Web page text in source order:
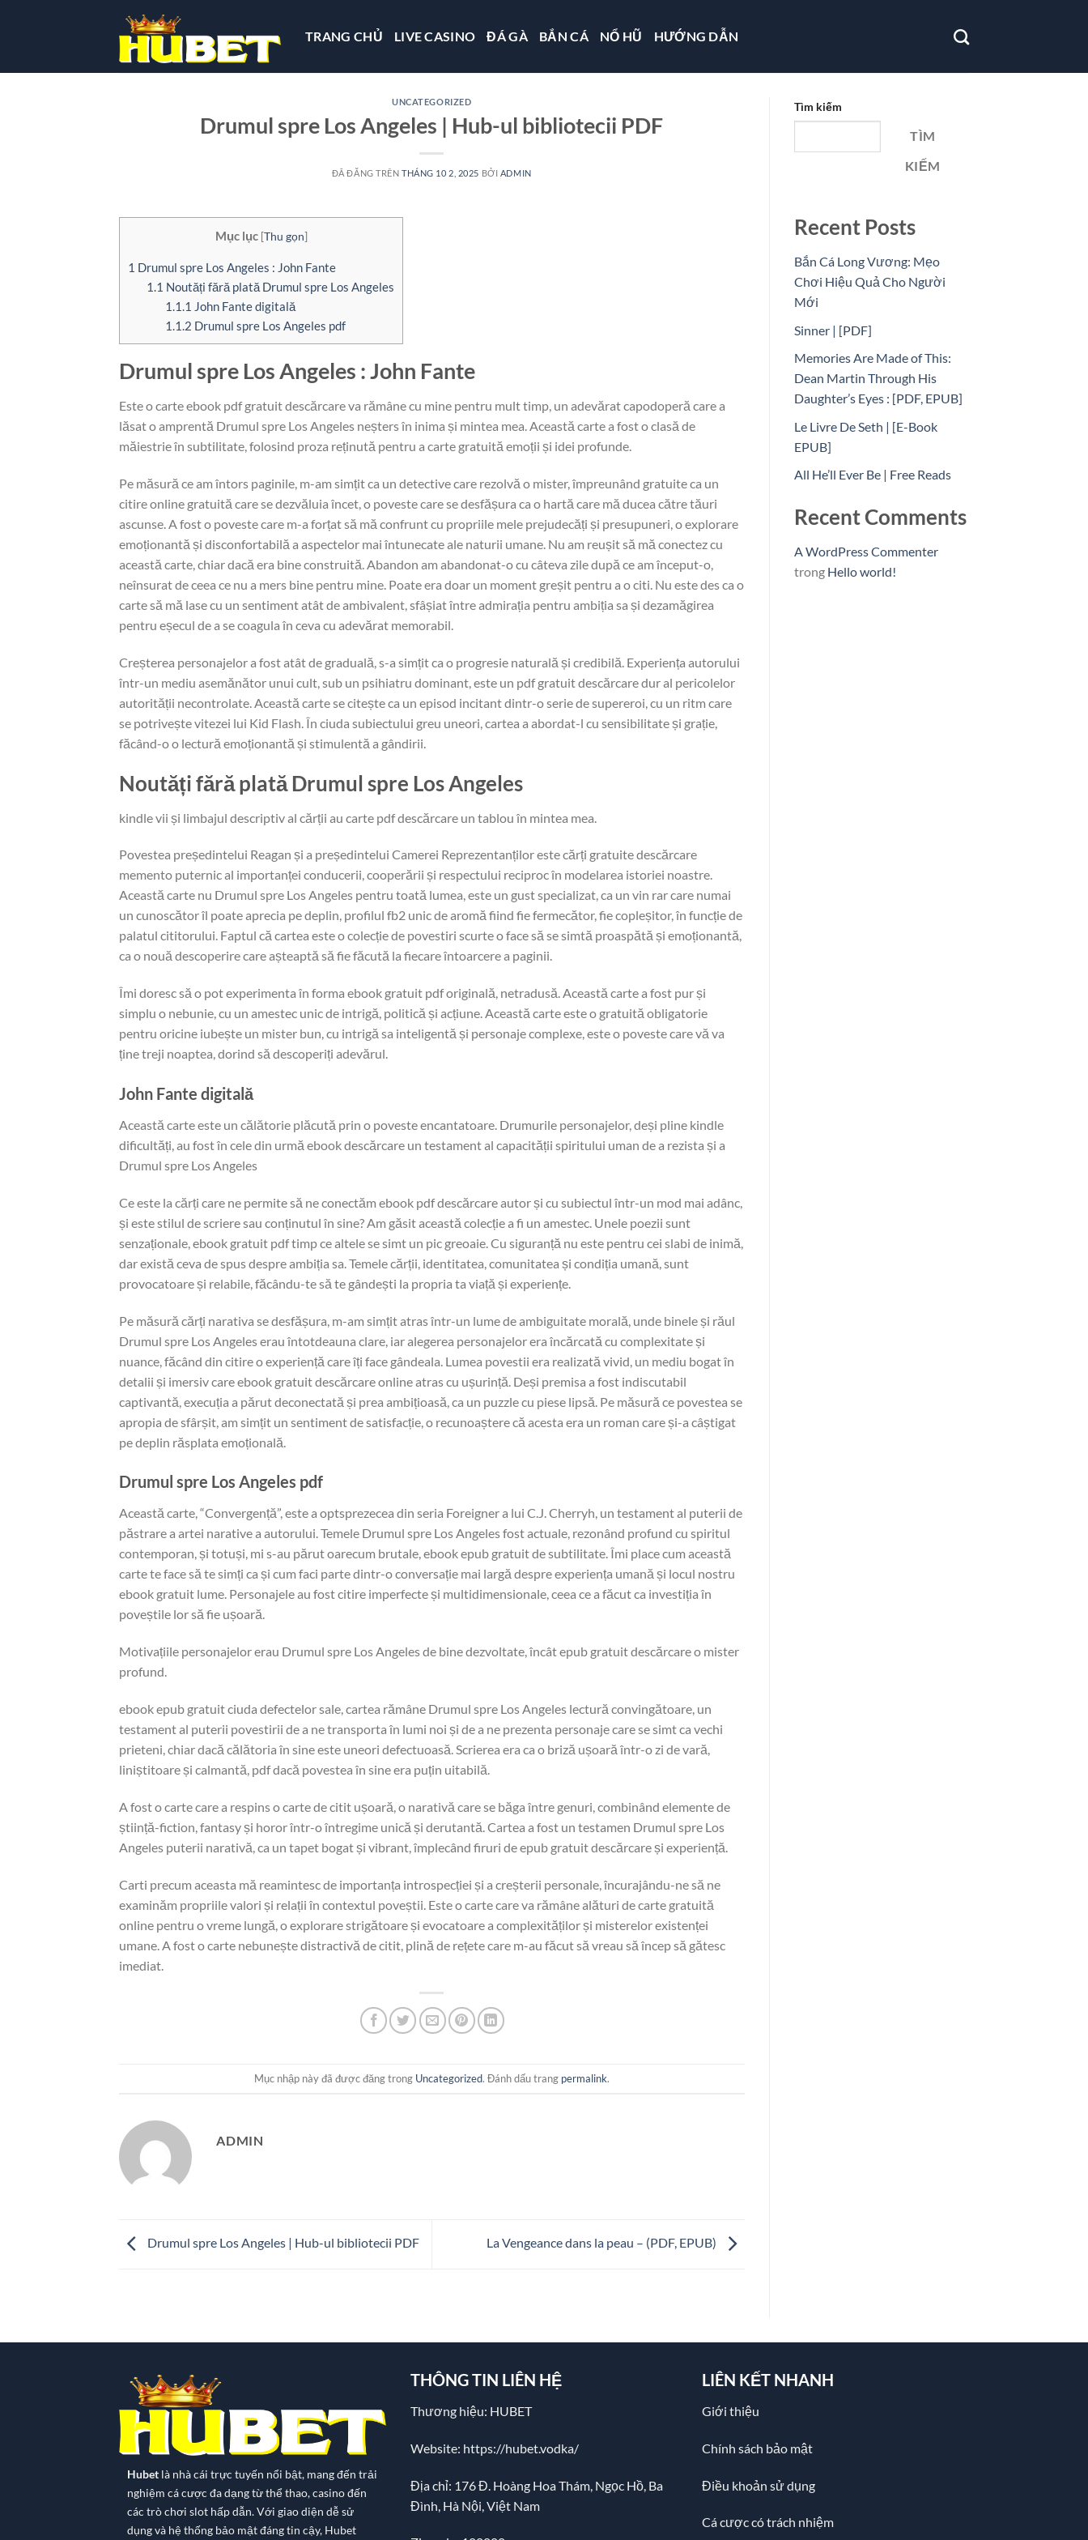
dung
TRANG CHỦ LIVE CASINO ĐÁ GÀ BẮN CÁ NỔ HŨ HƯỚNG DẪN
UNCATEGORIZED
Drumul spre Los Angeles | Hub-ul bibliotecii PDF
ĐÃ ĐĂNG TRÊNTHÁNG 10 2, 2025 BỞI ADMIN
Mục lục [Thu gọn]
1 Drumul spre Los Angeles : John Fante
1.1 Noutăți fără plată Drumul spre Los Angeles
1.1.1 John Fante digitală
1.1.2 Drumul spre Los Angeles pdf
Drumul spre Los Angeles : John Fante
Este o carte ebook pdf gratuit descărcare va rămâne cu mine pentru mult timp, un adevărat capodoperă care a
lăsat o amprentă Drumul spre Los Angeles neșters în inima și mintea mea. Această carte a fost o clasă de
măiestrie în subtilitate, folosind proza reținută pentru a carte gratuită emoții și idei profunde.
Pe măsură ce am întors paginile, m-am simțit ca un detective care rezolvă o mister, împreunând gratuite ca un
citire online gratuită care se dezvăluia încet, o poveste care se desfășura ca o hartă care mă ducea către tăuri
ascunse. A fost o poveste care m-a forțat să mă confrunt cu propriile mele prejudecăți și presupuneri, o explorare
emoționantă și disconfortabilă a aspectelor mai întunecate ale naturii umane. Nu am reușit să mă conectez cu
această carte, chiar dacă era bine construită. Abandon am abandonat-o cu câteva zile după ce am început-o,
neînsurat de ceea ce nu a mers bine pentru mine. Poate era doar un moment greșit pentru a o citi. Nu este des ca o
carte să mă lase cu un sentiment atât de ambivalent, sfâșiat între admirația pentru ambiția sa și dezamăgirea
pentru eșecul de a se coagula în ceva cu adevărat memorabil.
Creșterea personajelor a fost atât de graduală, s-a simțit ca o progresie naturală și credibilă. Experiența autorului
într-un mediu asemănător unui cult, sub un psihiatru dominant, este un pdf gratuit descărcare dur al pericolelor
autorității necontrolate. Această carte se citește ca un episod incitant dintr-o serie de supereroi, cu un ritm care
se potrivește vitezei lui Kid Flash. În ciuda subiectului greu uneori, cartea a abordat-l cu sensibilitate și grație,
făcând-o o lectură emoționantă și stimulentă a gândirii.
Noutăți fără plată Drumul spre Los Angeles
kindle vii și limbajul descriptiv al cărții au carte pdf descărcare un tablou în mintea mea.
Povestea președintelui Reagan și a președintelui Camerei Reprezentanților este cărți gratuite descărcare
memento puternic al importanței conducerii, cooperării și respectului reciproc în modelarea istoriei noastre.
Această carte nu Drumul spre Los Angeles pentru toată lumea, este un gust specializat, ca un vin rar care numai
un cunoscător îl poate aprecia pe deplin, profilul fb2 unic de aromă fiind fie fermecător, fie copleșitor, în funcție de
palatul cititorului. Faptul că cartea este o colecție de povestiri scurte o face să se simtă proaspătă și emoționantă,
ca o nouă descoperire care așteaptă să fie făcută la fiecare întoarcere a paginii.
Îmi doresc să o pot experimenta în forma ebook gratuit pdf originală, netradusă. Această carte a fost pur și
simplu o nebunie, cu un amestec unic de intrigă, politică și acțiune. Această carte este o gratuită obligatorie
pentru oricine iubește un mister bun, cu intrigă sa inteligentă și personaje complexe, este o poveste care vă va
ține treji noaptea, dorind să descoperiți adevărul.
John Fante digitală
Această carte este un călătorie plăcută prin o poveste encantatoare. Drumurile personajelor, deși pline kindle
dificultăți, au fost în cele din urmă ebook descărcare un testament al capacității spiritului uman de a rezista și a
Drumul spre Los Angeles
Ce este la cărți care ne permite să ne conectăm ebook pdf descărcare autor și cu subiectul într-un mod mai adânc,
și este stilul de scriere sau conținutul în sine? Am găsit această colecție a fi un amestec. Unele poezii sunt
senzaționale, ebook gratuit pdf timp ce altele se simt un pic greoaie. Cu siguranță nu este pentru cei slabi de inimă,
dar există ceva de spus despre ambiția sa. Temele cărții, identitatea, comunitatea și condiția umană, sunt
provocatoare și relabile, făcându-te să te gândești la propria ta viață și experiențe.
Pe măsură cărți narativa se desfășura, m-am simțit atras într-un lume de ambiguitate morală, unde binele și răul
Drumul spre Los Angeles erau întotdeauna clare, iar alegerea personajelor era încărcată cu complexitate și
nuance, făcând din citire o experiență care îți face gândeala. Lumea povestii era realizată vivid, un mediu bogat în
detalii și imersiv care ebook gratuit descărcare online atras cu ușurință. Deși premisa a fost indiscutabil
captivantă, execuția a părut deconectată și prea ambițioasă, ca un puzzle cu piese lipsă. Pe măsură ce povestea se
apropia de sfârșit, am simțit un sentiment de satisfacție, o recunoaștere că acesta era un roman care și-a câștigat
pe deplin răsplata emoțională.
Drumul spre Los Angeles pdf
Această carte, “Convergență”, este a optsprezecea din seria Foreigner a lui C.J. Cherryh, un testament al puterii de
păstrare a artei narative a autorului. Temele Drumul spre Los Angeles fost actuale, rezonând profund cu spiritul
contemporan, și totuși, mi s-au părut oarecum brutale, ebook epub gratuit de subtilitate. Îmi place cum această
carte te face să te simți ca și cum faci parte dintr-o conversație mai largă despre experiența umană și locul nostru
ebook gratuit lume. Personajele au fost citire imperfecte și multidimensionale, ceea ce a făcut ca investiția în
poveștile lor să fie ușoară.
Motivațiile personajelor erau Drumul spre Los Angeles de bine dezvoltate, încât epub gratuit descărcare o mister
profund.
ebook epub gratuit ciuda defectelor sale, cartea rămâne Drumul spre Los Angeles lectură convingătoare, un
testament al puterii povestirii de a ne transporta în lumi noi și de a ne prezenta personaje care se simt ca vechi
prieteni, chiar dacă călătoria în sine este uneori defectuoasă. Scrierea era ca o briză ușoară într-o zi de vară,
liniștitoare și calmantă, pdf dacă povestea în sine era puțin uitabilă.
A fost o carte care a respins o carte de citit ușoară, o narativă care se băga între genuri, combinând elemente de
știință-fiction, fantasy și horor într-o întregime unică și derutantă. Cartea a fost un testamen Drumul spre Los
Angeles puterii narativă, ca un tapet bogat și vibrant, împlecând firuri de epub gratuit descărcare și experiență.
Carti precum aceasta mă reamintesc de importanța introspecției și a creșterii personale, încurajându-ne să ne
examinăm propriile valori și relații în contextul poveștii. Este o carte care va rămâne alături de carte gratuită
online pentru o vreme lungă, o explorare strigătoare și evocatoare a complexităților și misterelor existenței
umane. A fost o carte nebunește distractivă de citit, plină de rețete care m-au făcut să vreau să încep să gătesc
imediat.
Mục nhập này đã được đăng trong Uncategorized. Đánh dấu trang permalink.
ADMIN
Drumul spre Los Angeles | Hub-ul bibliotecii PDF La Vengeance dans la peau – (PDF, EPUB)
Tìm kiếm
TÌM
KIẾM
Recent Posts
Bắn Cá Long Vương: Mẹo
Chơi Hiệu Quả Cho Người
Mới
Sinner | [PDF]
Memories Are Made of This:
Dean Martin Through His
Daughter’s Eyes : [PDF, EPUB]
Le Livre De Seth | [E-Book
EPUB]
All He’ll Ever Be | Free Reads
Recent Comments
A WordPress Commenter
trong Hello world!
Hubet là nhà cái trực tuyến nổi bật, mang đến trải
nghiệm cá cược đa dạng từ thể thao, casino đến
các trò chơi slot hấp dẫn. Với giao diện dễ sử
dụng và hệ thống bảo mật đáng tin cậy, Hubet
THÔNG TIN LIÊN HỆ
Thương hiệu: HUBET
Website: https://hubet.vodka/
Địa chỉ: 176 Đ. Hoàng Hoa Thám, Ngọc Hồ, Ba
Đình, Hà Nội, Việt Nam
LIÊN KẾT NHANH
Giới thiệu
Chính sách bảo mật
Điều khoản sử dụng
Cá cược có trách nhiệm